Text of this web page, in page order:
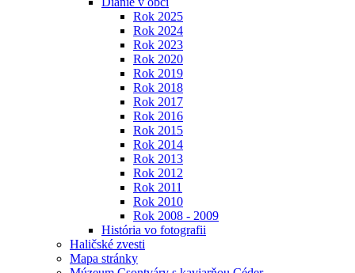
Rok 2025
Rok 2024
Rok 2023
Rok 2020
Rok 2019
Rok 2018
Rok 2017
Rok 2016
Rok 2015
Rok 2014
Rok 2013
Rok 2012
Rok 2011
Rok 2010
Rok 2008 - 2009
História vo fotografii
Haličské zvesti
Mapa stránky